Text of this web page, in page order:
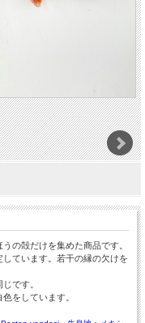
の殻だけを集めた商品です。
ています。若干の縁の欠けを
です。
をしています。